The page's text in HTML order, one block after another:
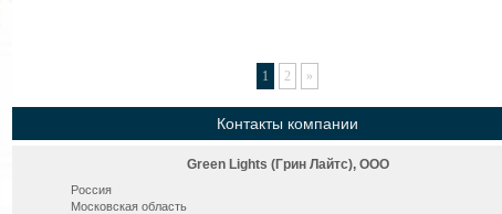
1 2 »
Контакты компании
Green Lights (Грин Лайтс), ООО
Россия
Московская область